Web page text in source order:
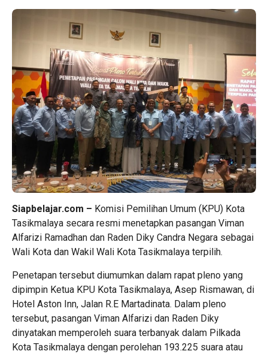
Siapbelajar.com – Komisi Pemilihan Umum (KPU) Kota
Tasikmalaya secara resmi menetapkan pasangan Viman
Alfarizi Ramadhan dan Raden Diky Candra Negara sebagai
Wali Kota dan Wakil Wali Kota Tasikmalaya terpilih.
Penetapan tersebut diumumkan dalam rapat pleno yang
dipimpin Ketua KPU Kota Tasikmalaya, Asep Rismawan, di
Hotel Aston Inn, Jalan R.E Martadinata. Dalam pleno
tersebut, pasangan Viman Alfarizi dan Raden Diky
dinyatakan memperoleh suara terbanyak dalam Pilkada
Kota Tasikmalaya dengan perolehan 193.225 suara atau